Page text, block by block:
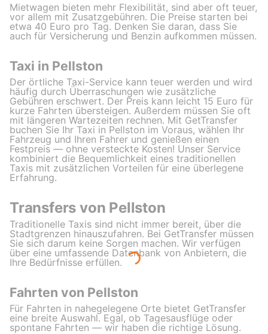
Mietwagen bieten mehr Flexibilität, sind aber oft teuer,
vor allem mit Zusatzgebühren. Die Preise starten bei
etwa 40 Euro pro Tag. Denken Sie daran, dass Sie
auch für Versicherung und Benzin aufkommen müssen.
Taxi in Pellston
Der örtliche Taxi-Service kann teuer werden und wird
häufig durch Überraschungen wie zusätzliche
Gebühren erschwert. Der Preis kann leicht 15 Euro für
kurze Fahrten übersteigen. Außerdem müssen Sie oft
mit längeren Wartezeiten rechnen. Mit GetTransfer
buchen Sie Ihr Taxi in Pellston im Voraus, wählen Ihr
Fahrzeug und Ihren Fahrer und genießen einen
Festpreis — ohne versteckte Kosten! Unser Service
kombiniert die Bequemlichkeit eines traditionellen
Taxis mit zusätzlichen Vorteilen für eine überlegene
Erfahrung.
Transfers von Pellston
Traditionelle Taxis sind nicht immer bereit, über die
Stadtgrenzen hinauszufahren. Bei GetTransfer müssen
Sie sich darum keine Sorgen machen. Wir verfügen
über eine umfassende Datenbank von Anbietern, die
Ihre Bedürfnisse erfüllen.
Fahrten von Pellston
Für Fahrten in nahegelegene Orte bietet GetTransfer
eine breite Auswahl. Egal, ob Tagesausflüge oder
spontane Fahrten — wir haben die richtige Lösung.